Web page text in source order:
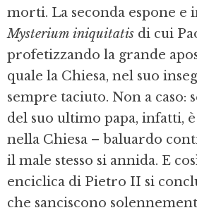
morti. La seconda espone e
Mysterium iniquitatis di cui
profetizzando la grande
quale la Chiesa, nel suo
sempre taciuto. Non a caso:
del suo ultimo papa, infatti,
nella Chiesa – baluardo
il male stesso si annida. E
enciclica di Pietro II si
che sanciscono